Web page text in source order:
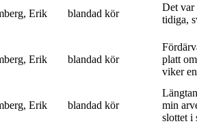
Erik blandad kör
Det var
tidiga,
Erik blandad kör
platt
viker
Erik blandad kör
min
slottet i